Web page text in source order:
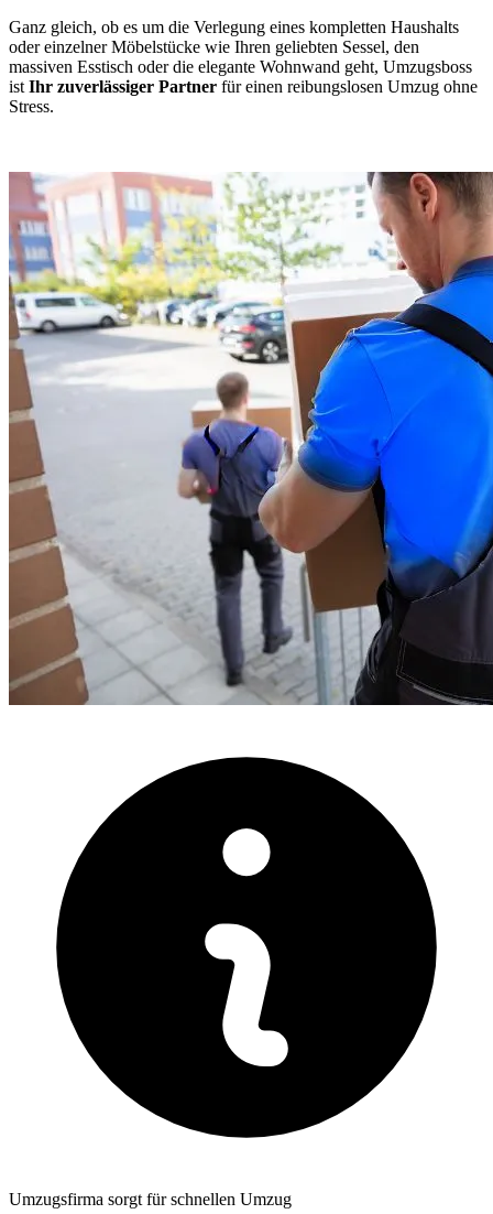
Ganz gleich, ob es um die Verlegung eines kompletten Haushalts
oder einzelner Möbelstücke wie Ihren geliebten Sessel, den
massiven Esstisch oder die elegante Wohnwand geht, Umzugsboss
ist Ihr zuverlässiger Partner für einen reibungslosen Umzug ohne
Stress.
Umzugsfirma sorgt für schnellen Umzug